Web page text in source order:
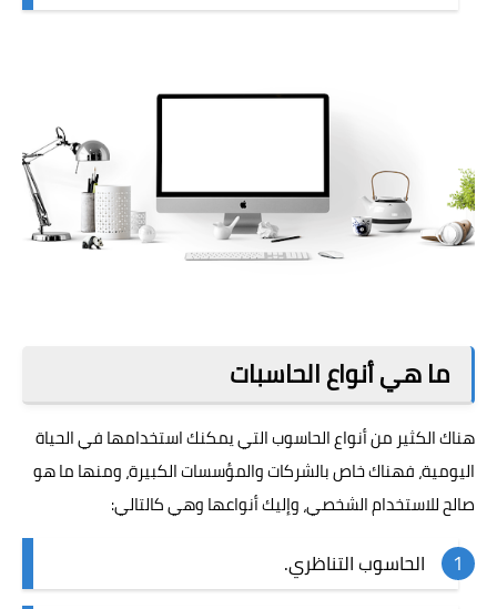
ما هي أنواع الحاسبات
هناك الكثير من أنواعالحاسوبالتي يمكنك استخدامها في الحياة
اليومية، فهناك خاص بالشركات والمؤسسات الكبيرة، ومنها ما هو
صالح للاستخدام الشخصي، وإليك أنواعها وهي كالتالي:
الحاسوب التناظري.